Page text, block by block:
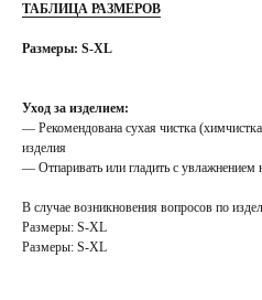
ТАБЛИЦА РАЗМЕРОВ
Размеры: S-XL
Уход за изделием:
— Рекомендована сухая чистка
изделия
— Отпаривать или гладить с
В случае возникновения вопросов по
Размеры: S-XL
Размеры: S-XL